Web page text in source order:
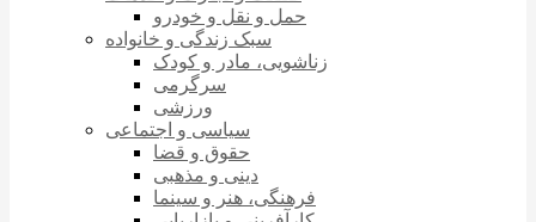
حمل و نقل و خودرو
سبک زندگی و خانواده
زناشویی، مادر و کودک
سرگرمی
ورزشی
سیاسی و اجتماعی
حقوق و قضا
دینی و مذهبی
فرهنگی، هنر و سینما